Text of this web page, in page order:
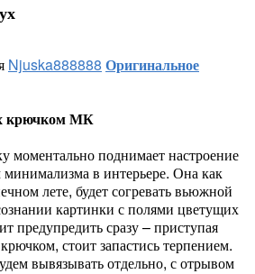
Njuska888888 Оригинальное
крючком МК
моментально поднимает настроение
в интерьере. Она как
лете, будет согревать вьюжной
картинки с полями цветущих
предупредить сразу – приступая
крючком, стоит запастись терпением.
вывязывать отдельно, с отрывом